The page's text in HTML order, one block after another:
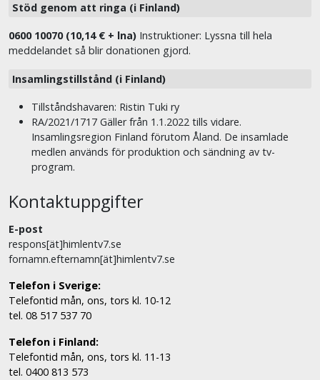
Stöd genom att ringa (i Finland)
0600 10070 (10,14 € + lna) Instruktioner: Lyssna till hela
meddelandet så blir donationen gjord.
Insamlingstillstånd (i Finland)
Tillståndshavaren: Ristin Tuki ry
RA/2021/1717 Gäller från 1.1.2022 tills vidare.
Insamlingsregion Finland förutom Åland. De insamlade
medlen används för produktion och sändning av tv-
program.
Kontaktuppgifter
E-post
respons[ät]himlentv7.se
fornamn.efternamn[ät]himlentv7.se
Telefon i Sverige:
Telefontid mån, ons, tors kl. 10-12
tel. 08 517 537 70
Telefon i Finland:
Telefontid mån, ons, tors kl. 11-13
tel. 0400 813 573